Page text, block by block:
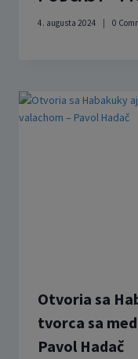
4. augusta 2024 0
Otvoria sa
tvorca sa
Pavol Hadač